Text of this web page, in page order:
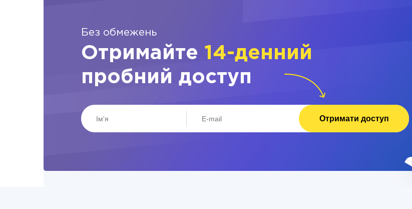
Без обмежень
Отримайте 14-денний
пробний доступ
Отримати доступ